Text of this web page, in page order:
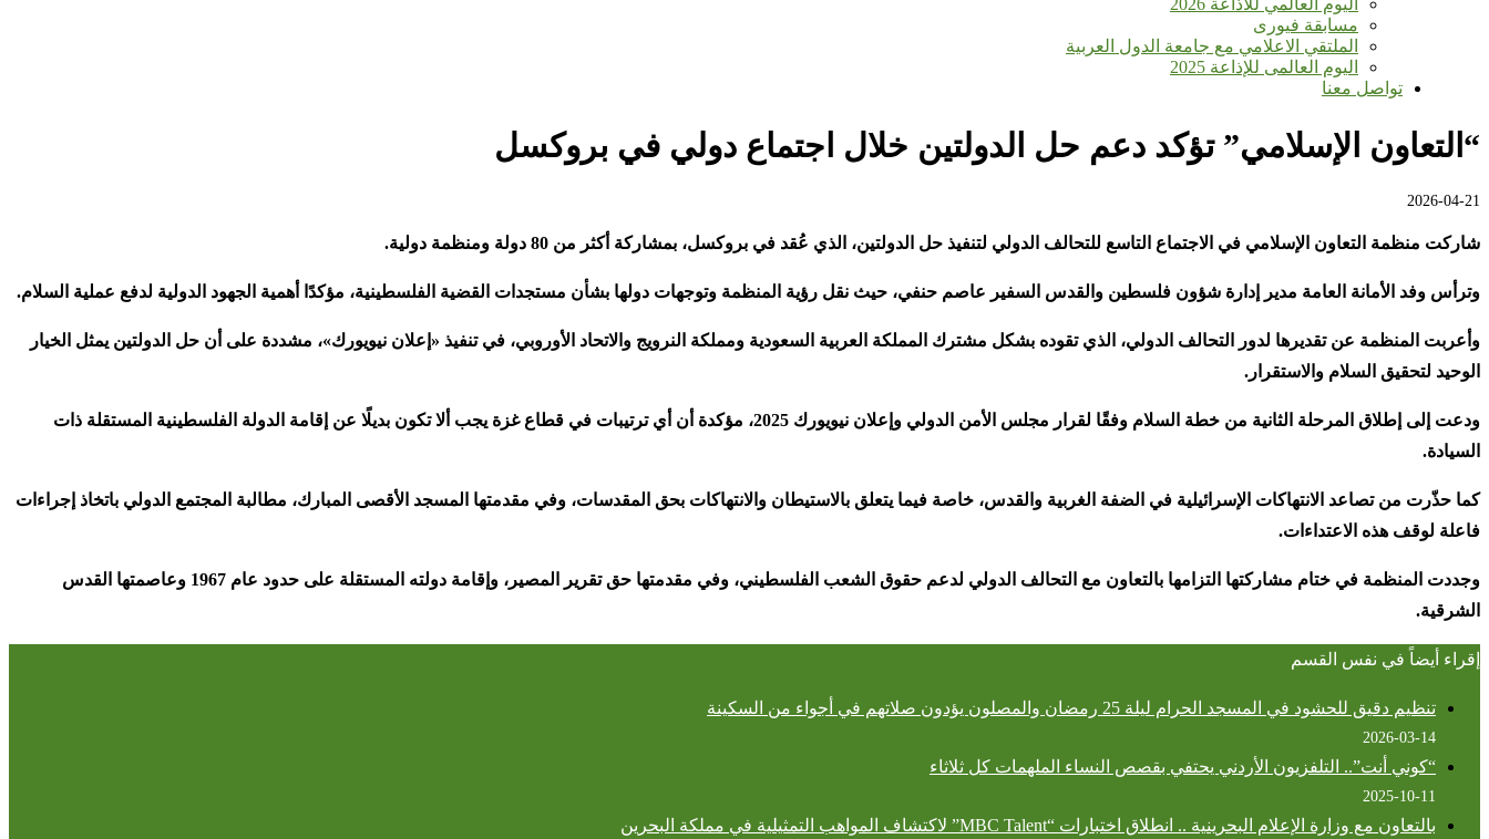
اليوم العالمي للأذاعة 2026
مسابقة فيورى
الملتقي الاعلامي مع جامعة الدول العربية
اليوم العالمى للإذاعة 2025
تواصل معنا
“التعاون الإسلامي” تؤكد دعم حل الدولتين خلال اجتماع دولي في بروكسل
2026-04-21
شاركت منظمة التعاون الإسلامي في الاجتماع التاسع للتحالف الدولي لتنفيذ حل الدولتين، الذي عُقد في بروكسل، بمشاركة أكثر من 80 دولة ومنظمة دولية .
وترأس وفد الأمانة العامة مدير إدارة شؤون فلسطين والقدس السفير عاصم حنفي، حيث نقل رؤية المنظمة وتوجهات دولها بشأن مستجدات القضية الفلسطينية، مؤكدًا أهمية الجهود الدولية لدفع عملية السلام.
وأعربت المنظمة عن تقديرها لدور التحالف الدولي، الذي تقوده بشكل مشترك المملكة العربية السعودية ومملكة النرويج والاتحاد الأوروبي، في تنفيذ «إعلان نيويورك»، مشددة على أن حل الدولتين يمثل الخيار
الوحيد لتحقيق السلام والاستقرار .
ودعت إلى إطلاق المرحلة الثانية من خطة السلام وفقًا لقرار مجلس الأمن الدولي وإعلان نيويورك 2025، مؤكدة أن أي ترتيبات في قطاع غزة يجب ألا تكون بديلًا عن إقامة الدولة الفلسطينية المستقلة ذات
السيادة.
كما حذّرت من تصاعد الانتهاكات الإسرائيلية في الضفة الغربية والقدس، خاصة فيما يتعلق بالاستيطان والانتهاكات بحق المقدسات، وفي مقدمتها المسجد الأقصى المبارك، مطالبة المجتمع الدولي باتخاذ إجراءات
فاعلة لوقف هذه الاعتداءات.
وجددت المنظمة في ختام مشاركتها التزامها بالتعاون مع التحالف الدولي لدعم حقوق الشعب الفلسطيني، وفي مقدمتها حق تقرير المصير، وإقامة دولته المستقلة على حدود عام 1967 وعاصمتها القدس
الشرقية.
إقراء أيضاً في نفس القسم
تنظيم دقيق للحشود في المسجد الحرام ليلة 25 رمضان والمصلون يؤدون صلاتهم في أجواء من السكينة
2026-03-14
“كوني أنت”.. التلفزيون الأردني يحتفي بقصص النساء الملهمات كل ثلاثاء
2025-10-11
بالتعاون مع وزارة الإعلام البحرينية .. انطلاق اختبارات “MBC Talent” لاكتشاف المواهب التمثيلية في مملكة البحرين